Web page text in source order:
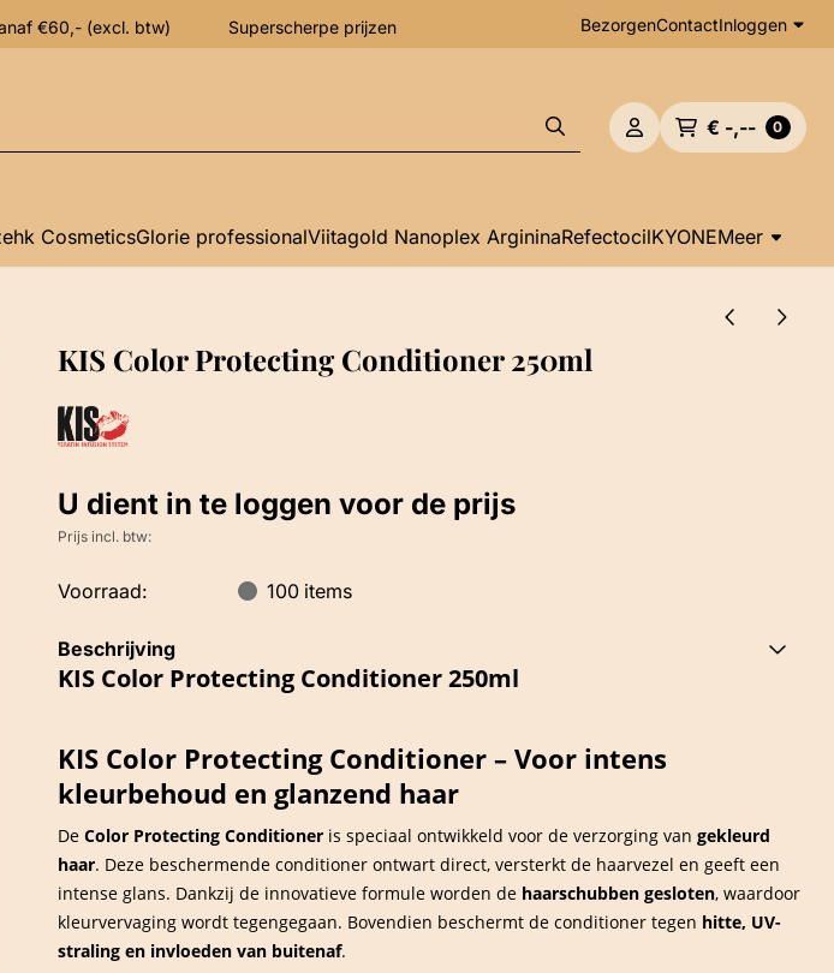
€60,- (excl. btw) Superscherpe prijzen BezorgenContactInloggen
€ -,-- 0
CosmeticsGlorie professionalViitagold Nanoplex ArgininaRefectocilKYONEMeer
KIS Color Protecting Conditioner 250ml
U dient in te loggen voor de prijs
Prijs incl. btw:
Voorraad: 100 items
Beschrijving
KIS Color Protecting Conditioner 250ml
KIS Color Protecting Conditioner – Voor intens
kleurbehoud en glanzend haar
De Color Protecting Conditioneris speciaal ontwikkeld voor de verzorging van gekleurd
haar. Deze beschermende conditioner ontwart direct, versterkt de haarvezel en geeft een
intense glans. Dankzij de innovatieve formule worden de haarschubben gesloten, waardoor
kleurvervaging wordt tegengegaan. Bovendien beschermt de conditioner tegen hitte, UV-
straling en invloeden van buitenaf.